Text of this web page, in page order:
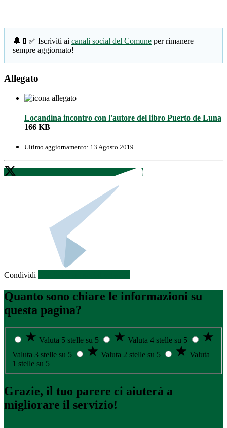
🔔📱✅ Iscriviti ai canali social del Comune per rimanere
sempre aggiornato!
Allegato
Locandina incontro con l'autore del libro Puerto de Luna
166 KB
Ultimo aggiornamento: 13 Agosto 2019
Condividi
Quanto sono chiare le informazioni su
questa pagina?
Valuta 5 stelle su 5
Valuta 4 stelle su 5
Valuta 3 stelle su 5
Valuta 2 stelle su 5
Valuta
1 stelle su 5
Grazie, il tuo parere ci aiuterà a
migliorare il servizio!